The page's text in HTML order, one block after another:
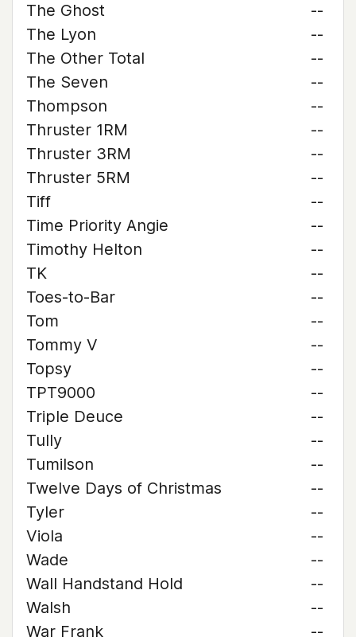
The Ghost
--
The Lyon
--
The Other Total
--
The Seven
--
Thompson
--
Thruster 1RM
--
Thruster 3RM
--
Thruster 5RM
--
Tiff
--
Time Priority Angie
--
Timothy Helton
--
TK
--
Toes-to-Bar
--
Tom
--
Tommy V
--
Topsy
--
TPT9000
--
Triple Deuce
--
Tully
--
Tumilson
--
Twelve Days of Christmas
--
Tyler
--
Viola
--
Wade
--
Wall Handstand Hold
--
Walsh
--
War Frank
--